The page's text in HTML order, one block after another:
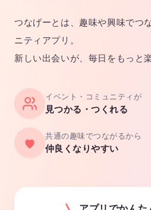
つなげーとは、趣味や興味でつ
ニティアプリ。
新しい出会いが、毎日をもっと
イベント・コミュニティが
見つかる・つくれる
共通の趣味でつながるから
仲良くなりやすい